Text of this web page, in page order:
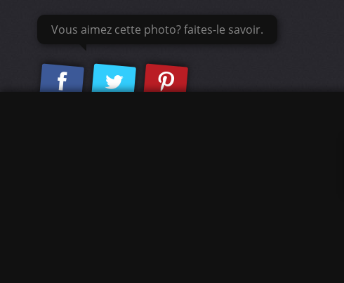
Vous aimez cette photo? faites-le savoir.